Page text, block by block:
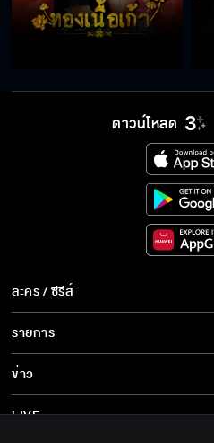
ดาวน์โหลด
ละคร / ซีรีส์
ละคร/ซีรีส์
ซีรีส์นานาชาติ
การ์ตูน & เกม
รายการ
รายการทั้งหมด
ข่าว
ข่าวทั้งหมด
LIVE